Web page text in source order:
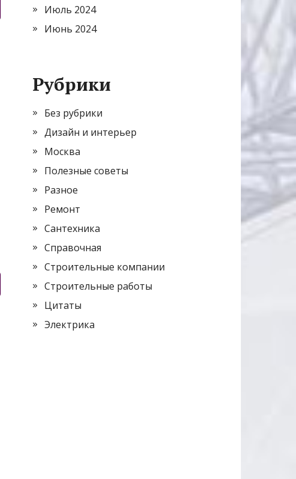
Июль 2024
Июнь 2024
Рубрики
Без рубрики
Дизайн и интерьер
Москва
Полезные советы
Разное
Ремонт
Сантехника
Справочная
Строительные компании
Строительные работы
Цитаты
Электрика